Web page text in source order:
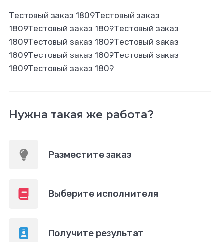
Тестовый заказ 1809Тестовый заказ
1809Тестовый заказ 1809Тестовый заказ
1809Тестовый заказ 1809Тестовый заказ
1809Тестовый заказ 1809Тестовый заказ
1809Тестовый заказ 1809
Нужна такая же работа?
Разместите заказ
Выберите исполнителя
Получите результат